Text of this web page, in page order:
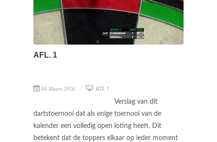
AFL. 1
04 Maart 2016 RTL 7
Verslag van dit
dartstoernooi dat als enige toernooi van de
kalender een volledig open loting heeft. Dit
betekent dat de toppers elkaar op ieder moment